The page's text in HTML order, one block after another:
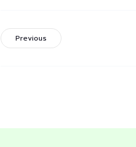
Previous